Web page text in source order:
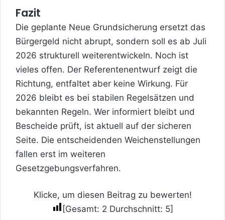
Fazit
Die geplante Neue Grundsicherung ersetzt das
Bürgergeld nicht abrupt, sondern soll es ab Juli
2026 strukturell weiterentwickeln. Noch ist
vieles offen. Der Referentenentwurf zeigt die
Richtung, entfaltet aber keine Wirkung. Für
2026 bleibt es bei stabilen Regelsätzen und
bekannten Regeln. Wer informiert bleibt und
Bescheide prüft, ist aktuell auf der sicheren
Seite. Die entscheidenden Weichenstellungen
fallen erst im weiteren
Gesetzgebungsverfahren.
Klicke, um diesen Beitrag zu bewerten!
[Gesamt: 2 Durchschnitt: 5]